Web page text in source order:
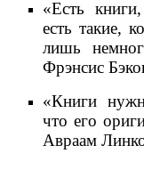
«Есть
есть такие,
лишь
Фрэнсис
«Книги
что его
Авраам